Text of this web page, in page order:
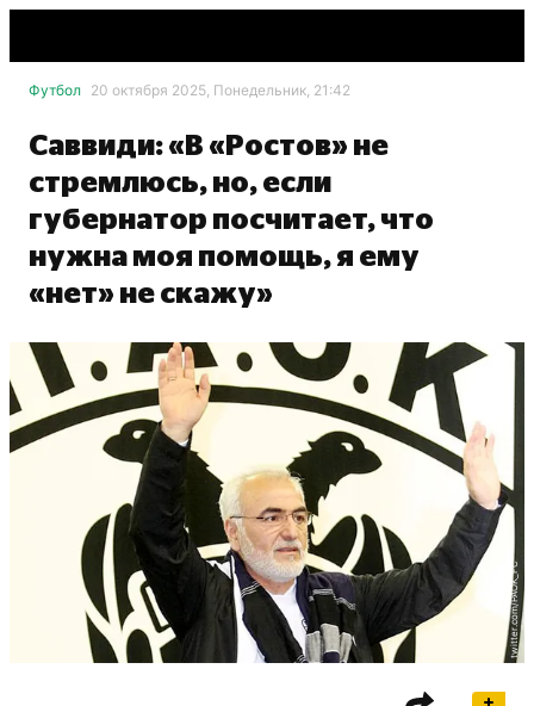
Футбол 20 октября 2025, Понедельник, 21:42
Саввиди: «В «Ростов» не
стремлюсь, но, если
губернатор посчитает, что
нужна моя помощь, я ему
«нет» не скажу»
twitter.com/PAOK_FC